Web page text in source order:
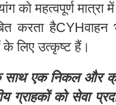
को महत्वपूर्ण मात्रा
करता हैCYHवाहन
लिए उत्कृष्ट हैं।
एक निकल और
ग्राहकों को सेवा